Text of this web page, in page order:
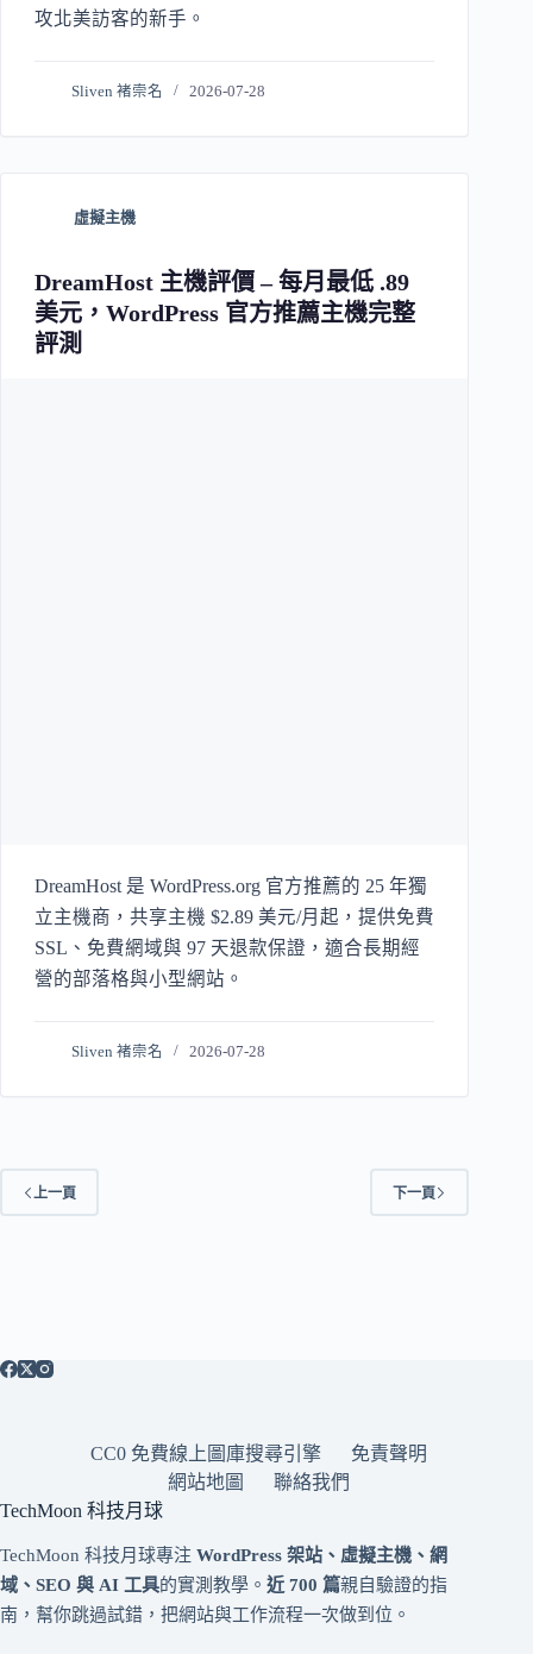
攻北美訪客的新手。
Sliven 褚崇名 2026-07-28
虛擬主機
DreamHost 主機評價 – 每月最低 .89
美元，WordPress 官方推薦主機完整
評測
DreamHost 是 WordPress.org 官方推薦的 25 年獨
立主機商，共享主機 $2.89 美元/月起，提供免費
SSL、免費網域與 97 天退款保證，適合長期經
營的部落格與小型網站。
Sliven 褚崇名 2026-07-28
上一頁 下一頁
CC0 免費線上圖庫搜尋引擎
免責聲明
網站地圖
聯絡我們
TechMoon 科技月球
TechMoon 科技月球專注 WordPress 架站、虛擬主機、網
域、SEO 與 AI 工具的實測教學。 近 700 篇親自驗證的指
南，幫你跳過試錯，把網站與工作流程一次做到位。